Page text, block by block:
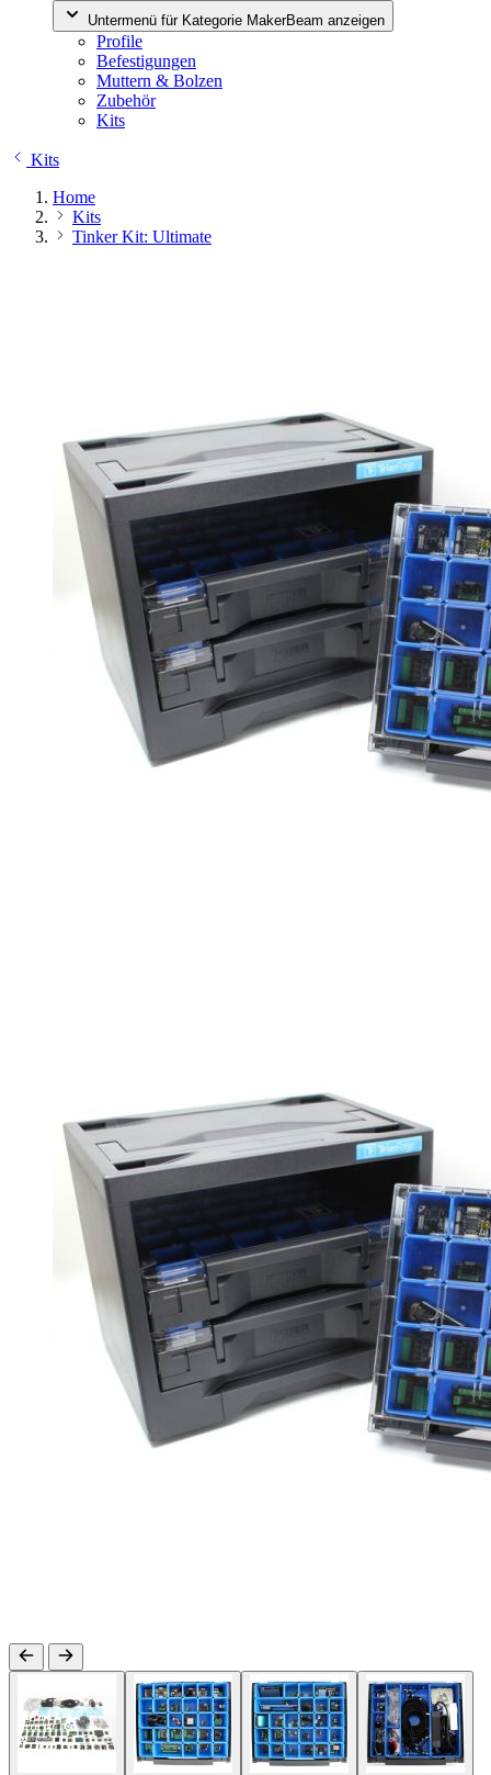
Untermenü für Kategorie MakerBeam anzeigen
Profile
Befestigungen
Muttern & Bolzen
Zubehör
Kits
Kits
Home
Kits
Tinker Kit: Ultimate